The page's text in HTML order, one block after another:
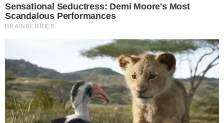
ESTAVA NO REGIME SEMIABERTO:Anteriormente no
regime semiaberto, Nardoni agora poderá viver fora da
prisão, sujeito a condições estipuladas pela Justiça,
incluindo residir em São Paulo com sua família. O
advogado de Nardoni, Roberto Podval, afirmou que a
decisão é inquestionável, ressaltando a importância da
reabilitação na aplicação da pena.
O QUE LEVOU À SOLTURA?A decisão judicial considerou
requisitos objetivos e subjetivos para a liberação de
Alexandre Nardoni. "Verifica-se dos autos que o
sentenciado mantém boa conduta carcerária, possui